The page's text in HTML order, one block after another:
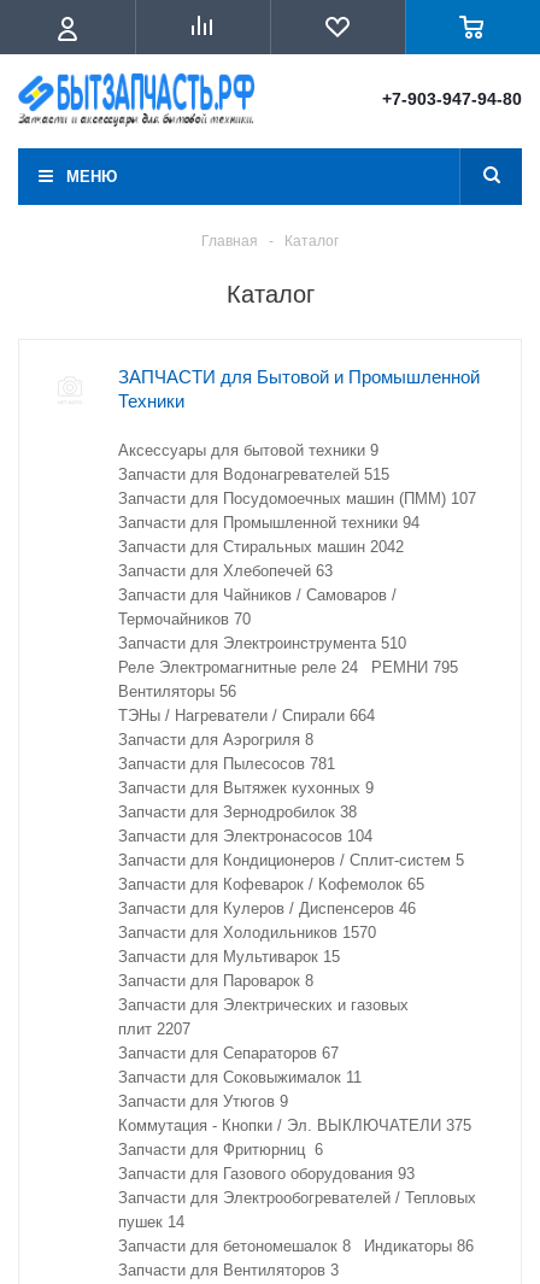
+7-903-947-94-80
МЕНЮ
Главная - Каталог
Каталог
ЗАПЧАСТИ для Бытовой и Промышленной
Техники
Аксессуары для бытовой техники 9
Запчасти для Водонагревателей 515
Запчасти для Посудомоечных машин (ПММ) 107
Запчасти для Промышленной техники 94
Запчасти для Стиральных машин 2042
Запчасти для Хлебопечей 63
Запчасти для Чайников / Самоваров /
Термочайников 70
Запчасти для Электроинструмента 510
Реле Электромагнитные реле 24 РЕМНИ 795
Вентиляторы 56
ТЭНы / Нагреватели / Спирали 664
Запчасти для Аэрогриля 8
Запчасти для Пылесосов 781
Запчасти для Вытяжек кухонных 9
Запчасти для Зернодробилок 38
Запчасти для Электронасосов 104
Запчасти для Кондиционеров / Сплит-систем 5
Запчасти для Кофеварок / Кофемолок 65
Запчасти для Кулеров / Диспенсеров 46
Запчасти для Холодильников 1570
Запчасти для Мультиварок 15
Запчасти для Пароварок 8
Запчасти для Электрических и газовых
плит 2207
Запчасти для Сепараторов 67
Запчасти для Соковыжималок 11
Запчасти для Утюгов 9
Коммутация - Кнопки / Эл. ВЫКЛЮЧАТЕЛИ 375
Запчасти для Фритюрниц 6
Запчасти для Газового оборудования 93
Запчасти для Электрообогревателей / Тепловых
пушек 14
Запчасти для бетономешалок 8 Индикаторы 86
Запчасти для Вентиляторов 3